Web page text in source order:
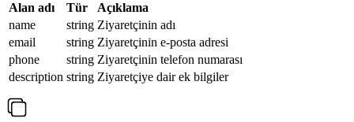
Alan adı Tür
Açıklama
name
string Ziyaretçinin adı
email
string Ziyaretçinin e-posta adresi
phone
string Ziyaretçinin telefon numarası
description string Ziyaretçiye dair ek bilgiler